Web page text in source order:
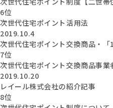
6位
次世代住宅ポイント活用法
2019.10.4
次世代住宅ポイント交換商品・
7位
次世代住宅ポイント交換商品事業
2019.10.20
レイール株式会社の紹介記事
8位